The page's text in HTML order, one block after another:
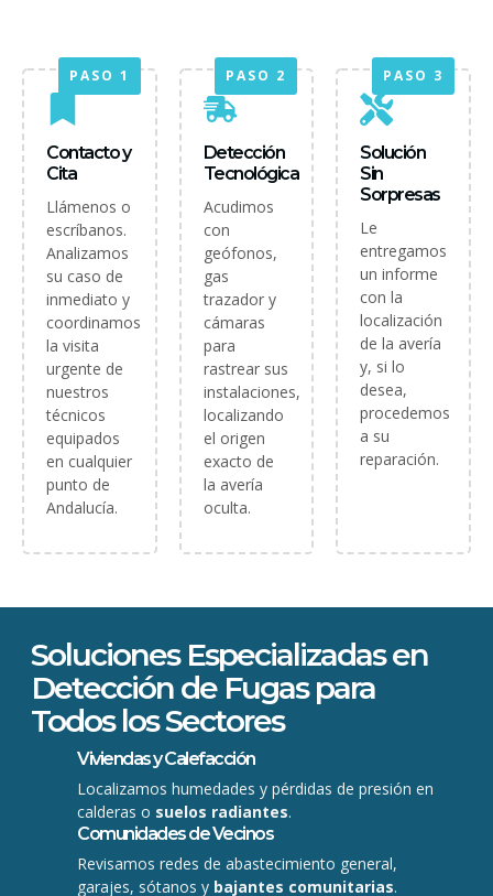
PASO 1
Contacto y
Cita
Llámenos o
escríbanos.
Analizamos
su caso de
inmediato y
coordinamos
la visita
urgente de
nuestros
técnicos
equipados
en cualquier
punto de
Andalucía.
PASO 2
Detección
Tecnológica
Acudimos
con
geófonos,
gas
trazador y
cámaras
para
rastrear sus
instalaciones,
localizando
el origen
exacto de
la avería
oculta.
PASO 3
Solución
Sin
Sorpresas
Le
entregamos
un informe
con la
localización
de la avería
y, si lo
desea,
procedemos
a su
reparación.
Soluciones Especializadas en
Detección de Fugas para
Todos los Sectores
Viviendas y Calefacción
Localizamos humedades y pérdidas de presión en
calderas o suelos radiantes.
Comunidades de Vecinos
Revisamos redes de abastecimiento general,
garajes, sótanos y bajantes comunitarias.